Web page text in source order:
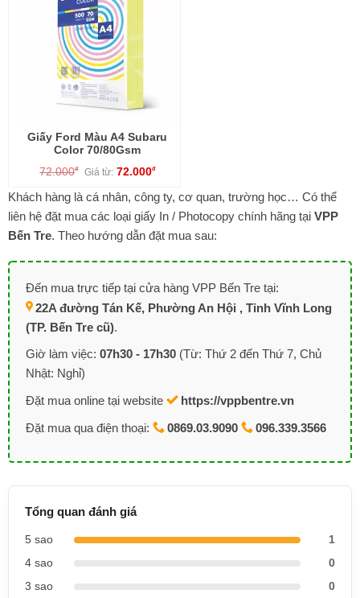
Giấy Ford Màu A4 Subaru
Color 70/80Gsm
72.000đ Giá từ: 72.000đ
Khách hàng là cá nhân, công ty, cơ quan, trường học… Có thể
liên hệ đặt mua các loại giấy In / Photocopy chính hãng tại VPP
Bến Tre. Theo hướng dẫn đặt mua sau:
Đến mua trực tiếp tại cửa hàng VPP Bến Tre tại:
22A đường Tán Kế, Phường An Hội , Tỉnh Vĩnh Long
(TP. Bến Tre cũ).
Giờ làm việc: 07h30 - 17h30 (Từ: Thứ 2 đến Thứ 7, Chủ
Nhật: Nghỉ)
Đặt mua online tại website
https://vppbentre.vn
Đặt mua qua điện thoại:
0869.03.9090 096.339.3566
Tổng quan đánh giá
5 sao
1
4 sao
0
3 sao
0